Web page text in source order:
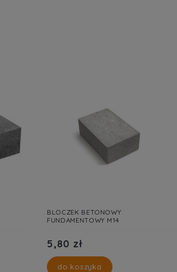
BLOCZEK BETONOWY
FUNDAMENTOWY M14
5,80 zł
do koszyka